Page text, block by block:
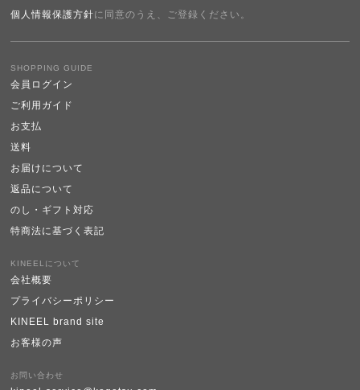
SHOPPING GUIDE
会員ログイン
ご利用ガイド
お支払
送料
お届けについて
返品について
のし・ギフト対応
特商法に基づく表記
KINEELについて
会社概要
プライバシーポリシー
KINEEL brand site
お客様の声
お問い合わせ
個人情報保護方針に同意のうえ、ご登録ください。